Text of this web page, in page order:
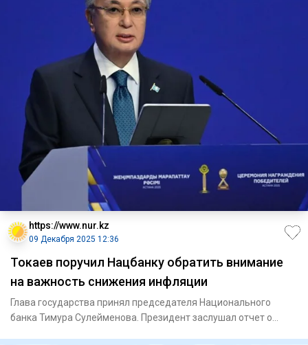
https://www.nur.kz
09 Декабря 2025 12:36
Токаев поручил Нацбанку обратить внимание
на важность снижения инфляции
Глава государства принял председателя Национального
банка Тимура Сулейменова. Президент заслушал отчет о